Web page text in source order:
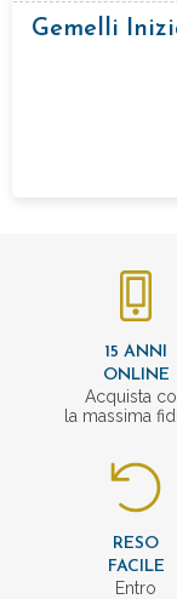
Gemelli
15 ANNI
ONLINE
Acquista
la massima
RESO
FACILE
Entro